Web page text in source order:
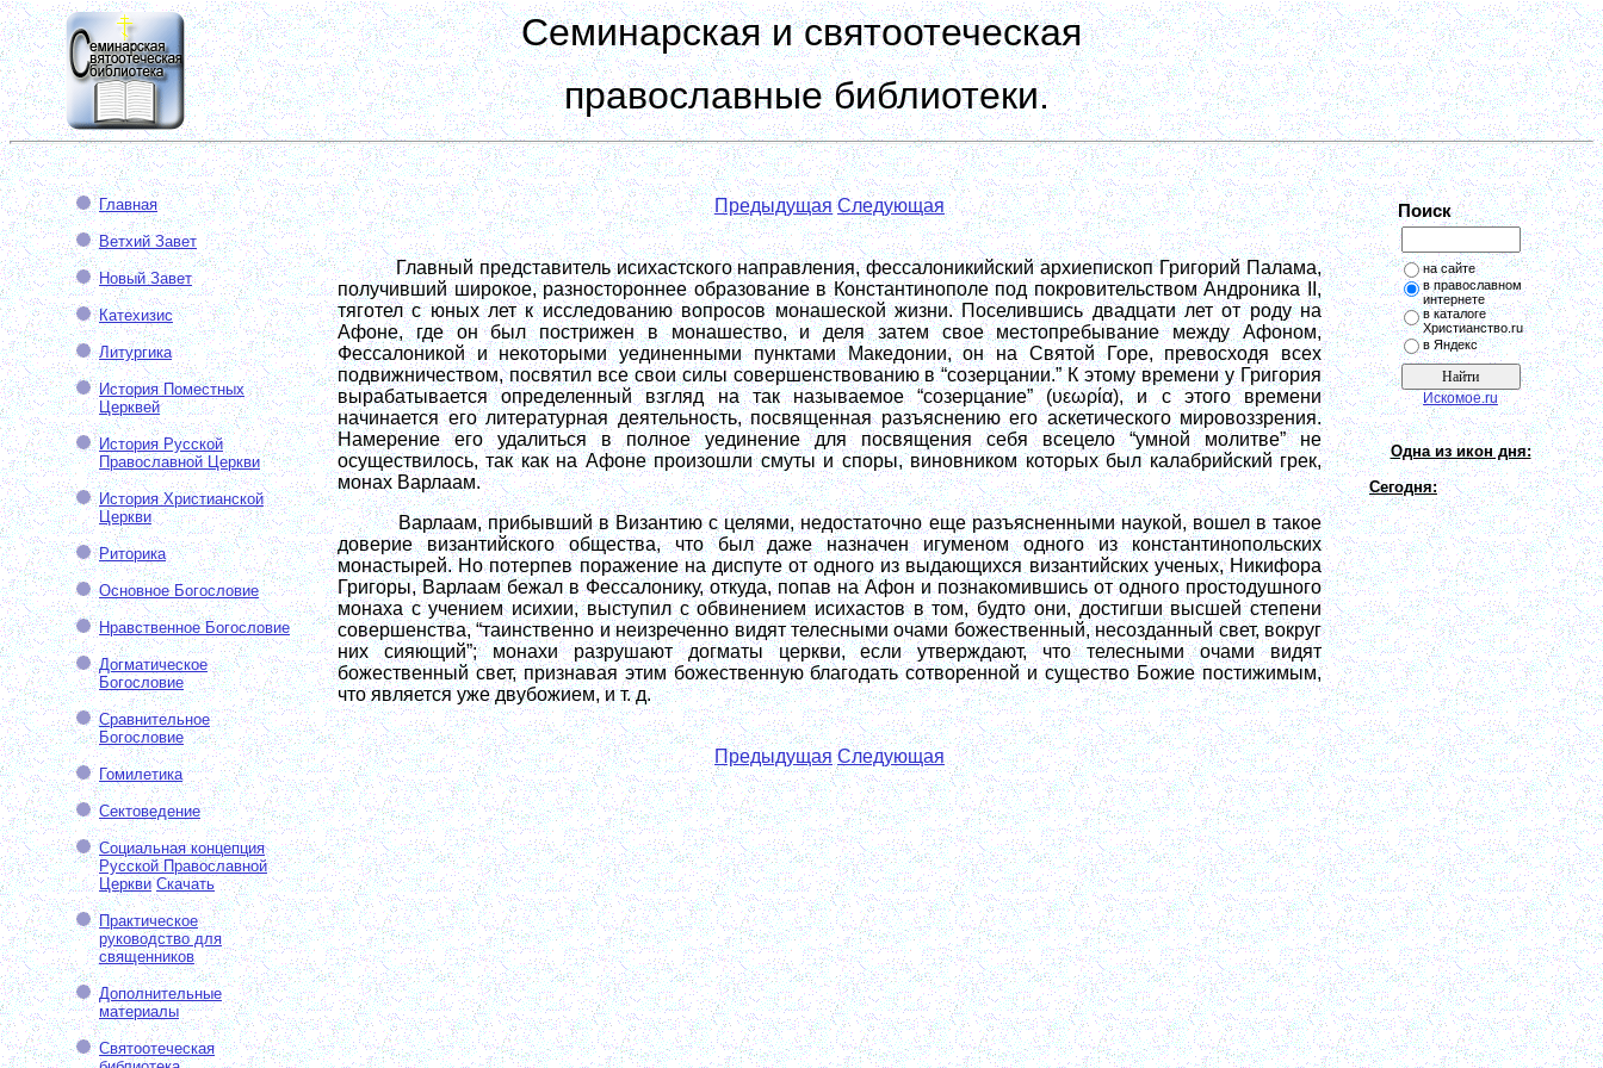
Семинарская и святоотеческая
православные библиотеки.
Главная
Ветхий Завет
Новый Завет
Катехизис
Литургика
История Поместных
Церквей
История Русской
Православной Церкви
История Христианской
Церкви
Риторика
Основное Богословие
Нравственное Богословие
Догматическое
Богословие
Сравнительное
Богословие
Гомилетика
Сектоведение
Социальная концепция
Русской Православной
Церкви Скачать
Практическое
руководство для
священников
Дополнительные
материалы
Святоотеческая
Предыдущая Следующая
Главный представитель исихастского направления, фессалоникийский архиепископ Григорий Палама,
получивший широкое, разностороннее образование в Константинополе под покровительством Андроника II,
тяготел с юных лет к исследованию вопросов монашеской жизни. Поселившись двадцати лет от роду на
Афоне, где он был пострижен в монашество, и деля затем свое местопребывание между Афоном,
Фессалоникой и некоторыми уединенными пунктами Македонии, он на Святой Горе, превосходя всех
подвижничеством, посвятил все свои силы совершенствованию в “созерцании.” К этому времени у Григория
вырабатывается определенный взгляд на так называемое “созерцание” (υεωρία), и с этого времени
начинается его литературная деятельность, посвященная разъяснению его аскетического мировоззрения.
Намерение его удалиться в полное уединение для посвящения себя всецело “умной молитве” не
осуществилось, так как на Афоне произошли смуты и споры, виновником которых был калабрийский грек,
монах Варлаам.
Варлаам, прибывший в Византию с целями, недостаточно еще разъясненными наукой, вошел в такое
доверие византийского общества, что был даже назначен игуменом одного из константинопольских
монастырей. Но потерпев поражение на диспуте от одного из выдающихся византийских ученых, Никифора
Григоры, Варлаам бежал в Фессалонику, откуда, попав на Афон и познакомившись от одного простодушного
монаха с учением исихии, выступил с обвинением исихастов в том, будто они, достигши высшей степени
совершенства, “таинственно и неизреченно видят телесными очами божественный, несозданный свет, вокруг
них сияющий”; монахи разрушают догматы церкви, если утверждают, что телесными очами видят
божественный свет, признавая этим божественную благодать сотворенной и существо Божие постижимым,
что является уже двубожием, и т. д.
Предыдущая Следующая
Поиск
на сайте
в православном
интернете
в каталоге
Христианство.ru
в Яндекс
Искомое.ru
Одна из икон дня:
Сегодня: